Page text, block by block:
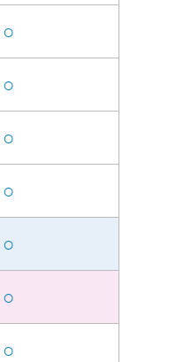
○
○
○
○
○
○
○